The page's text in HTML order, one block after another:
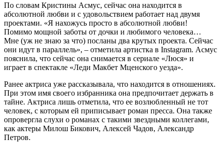
По словам Кристины Асмус, сейчас она находится в
абсолютной любви и с удовольствием работает над двумя
проектами. «Я нахожусь просто в абсолютной любви!
Помимо мощной заботы от дочки и любимого человека…
Мне (уж не знаю за что) посланы два крутых проекта. Сейчас
они идут в параллель», – отметила артистка в Instagram. Асмус
пояснила, что сейчас она снимается в сериале «Люся» и
играет в спектакле «Леди Макбет Мценского уезда».
Ранее актриса уже рассказывала, что находится в отношениях.
При этом имя своего избранника она предпочитает держать в
тайне. Актриса лишь отметила, что ее возлюбленный не тот
человек, с которым ей приписывает роман пресса. Она также
опровергла слухи о романах с такими звездными коллегами,
как актеры Милош Бикович, Алексей Чадов, Александр
Петров.